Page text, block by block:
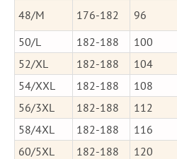
48/M 176-182 96
50/L
182-188 100
52/XL
182-188 104
54/XXL
182-188 108
56/3XL
182-188 112
58/4XL
182-188 116
60/5XL
182-188 120